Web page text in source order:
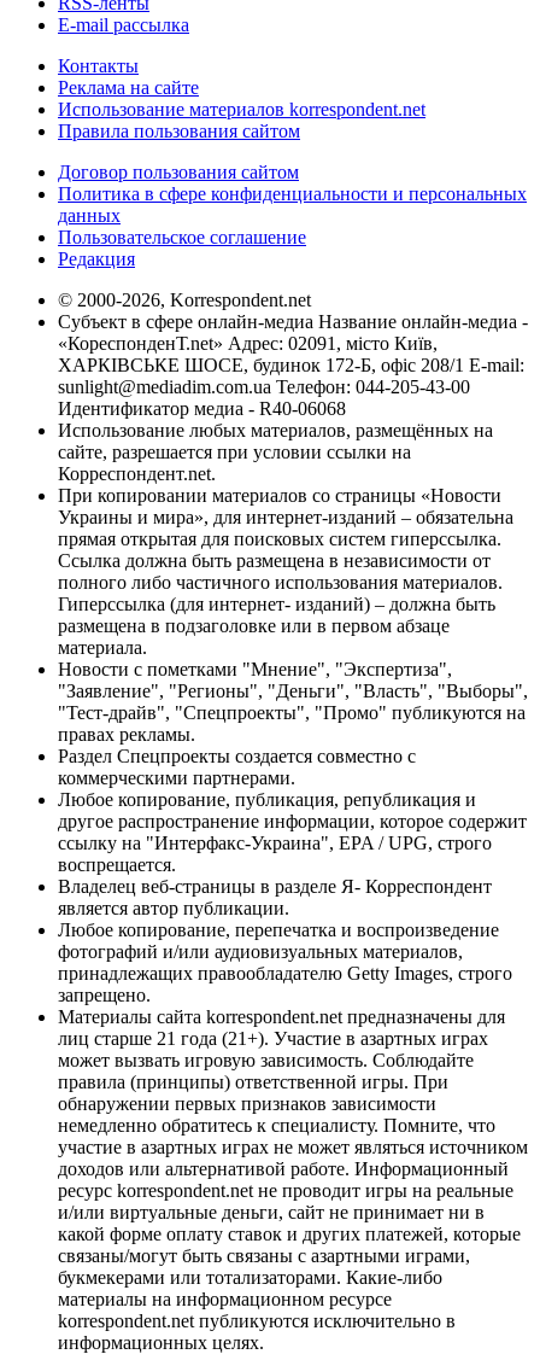
E-mail рассылка
Контакты
Реклама на сайте
Использование материалов korrespondent.net
Правила пользования сайтом
Договор пользования сайтом
Политика в сфере конфиденциальности и персональных
данных
Пользовательское соглашение
Редакция
© 2000-2026, Korrespondent.net
Субъект в сфере онлайн-медиа Название онлайн-медиа -
«КореспонденТ.net» Адрес: 02091, місто Київ,
ХАРКІВСЬКЕ ШОСЕ, будинок 172-Б, офіс 208/1 E-mail:
sunlight@mediadim.com.ua Телефон: 044-205-43-00
Идентификатор медиа - R40-06068
Использование любых материалов, размещённых на
сайте, разрешается при условии ссылки на
Корреспондент.net.
При копировании материалов со страницы «Новости
Украины и мира», для интернет-изданий – обязательна
прямая открытая для поисковых систем гиперссылка.
Ссылка должна быть размещена в независимости от
полного либо частичного использования материалов.
Гиперссылка (для интернет- изданий) – должна быть
размещена в подзаголовке или в первом абзаце
материала.
Новости с пометками "Мнение", "Экспертиза",
"Заявление", "Регионы", "Деньги", "Власть", "Выборы",
"Тест-драйв", "Спецпроекты", "Промо" публикуются на
правах рекламы.
Раздел Спецпроекты создается совместно с
коммерческими партнерами.
Любое копирование, публикация, републикация и
другое распространение информации, которое содержит
ссылку на "Интерфакс-Украина", EPA / UPG, строго
воспрещается.
Владелец веб-страницы в разделе Я- Корреспондент
является автор публикации.
Любое копирование, перепечатка и воспроизведение
фотографий и/или аудиовизуальных материалов,
принадлежащих правообладателю Getty Images, строго
запрещено.
Материалы сайта korrespondent.net предназначены для
лиц старше 21 года (21+). Участие в азартных играх
может вызвать игровую зависимость. Соблюдайте
правила (принципы) ответственной игры. При
обнаружении первых признаков зависимости
немедленно обратитесь к специалисту. Помните, что
участие в азартных играх не может являться источником
доходов или альтернативой работе. Информационный
ресурс korrespondent.net не проводит игры на реальные
и/или виртуальные деньги, сайт не принимает ни в
какой форме оплату ставок и других платежей, которые
связаны/могут быть связаны с азартными играми,
букмекерами или тотализаторами. Какие-либо
материалы на информационном ресурсе
korrespondent.net публикуются исключительно в
информационных целях.